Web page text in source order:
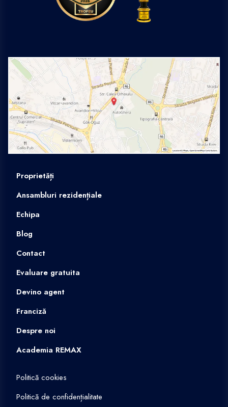
Proprietăți
Ansambluri rezidențiale
Echipa
Blog
Contact
Evaluare gratuita
Devino agent
Franciză
Despre noi
Academia REMAX
Politică cookies
Politică de confidențialitate